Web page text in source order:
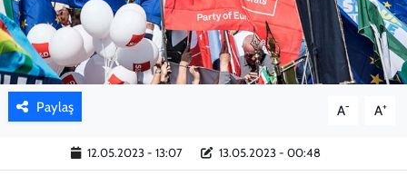
Paylaş A- A+
12.05.2023 - 13:07 13.05.2023 - 00:48
YAZARLAR